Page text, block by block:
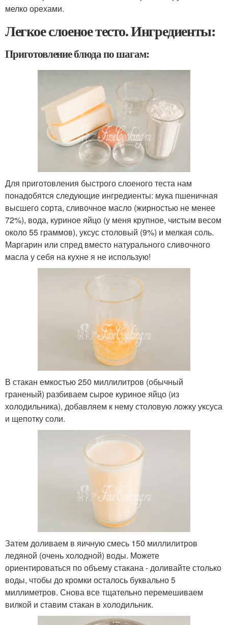
мелко орехами.
Легкое слоеное тесто. Ингредиенты:
Приготовление блюда по шагам:
Для приготовления быстрого слоеного теста нам
понадобятся следующие ингредиенты: мука пшеничная
высшего сорта, сливочное масло (жирностью не менее
72%), вода, куриное яйцо (у меня крупное, чистым весом
около 55 граммов), уксус столовый (9%) и мелкая соль.
Маргарин или спред вместо натурального сливочного
масла у себя на кухне я не использую!
В стакан емкостью 250 миллилитров (обычный
граненый) разбиваем сырое куриное яйцо (из
холодильника), добавляем к нему столовую ложку уксуса
и щепотку соли.
Затем доливаем в яичную смесь 150 миллилитров
ледяной (очень холодной) воды. Можете
ориентироваться по объему стакана - доливайте столько
воды, чтобы до кромки осталось буквально 5
миллиметров. Снова все тщательно перемешиваем
вилкой и ставим стакан в холодильник.